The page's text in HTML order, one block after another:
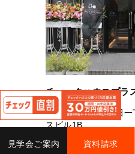
チェックハウスプラ
三重県四日市市芝田
スビル1B
営業時間：10：00～
見学会ご案内 資料請求